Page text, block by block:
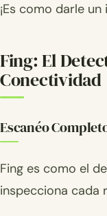
¡Es como darle
Fing: El
Conectividad
Escanéo
Fing es como el
inspecciona cada